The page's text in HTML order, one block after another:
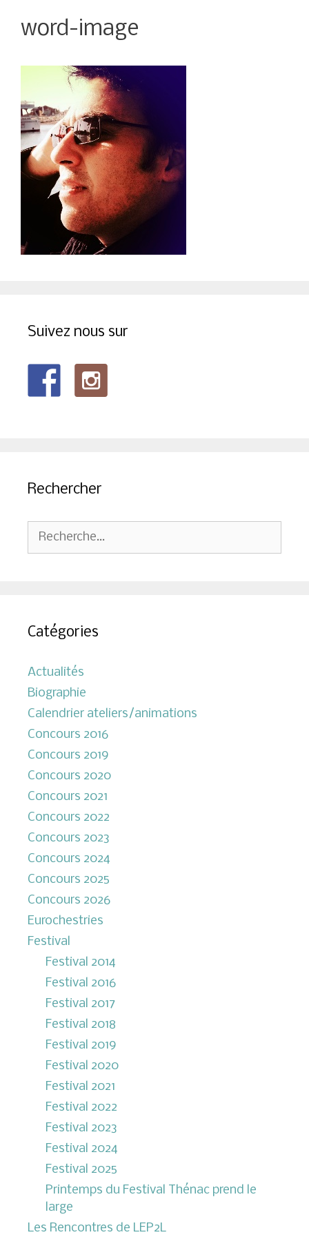
word-image
Suivez nous sur
Rechercher
Rechercher :
Catégories
Actualités
Biographie
Calendrier ateliers/animations
Concours 2016
Concours 2019
Concours 2020
Concours 2021
Concours 2022
Concours 2023
Concours 2024
Concours 2025
Concours 2026
Eurochestries
Festival
Festival 2014
Festival 2016
Festival 2017
Festival 2018
Festival 2019
Festival 2020
Festival 2021
Festival 2022
Festival 2023
Festival 2024
Festival 2025
Printemps du Festival Thénac prend le
large
Les Rencontres de LEP2L